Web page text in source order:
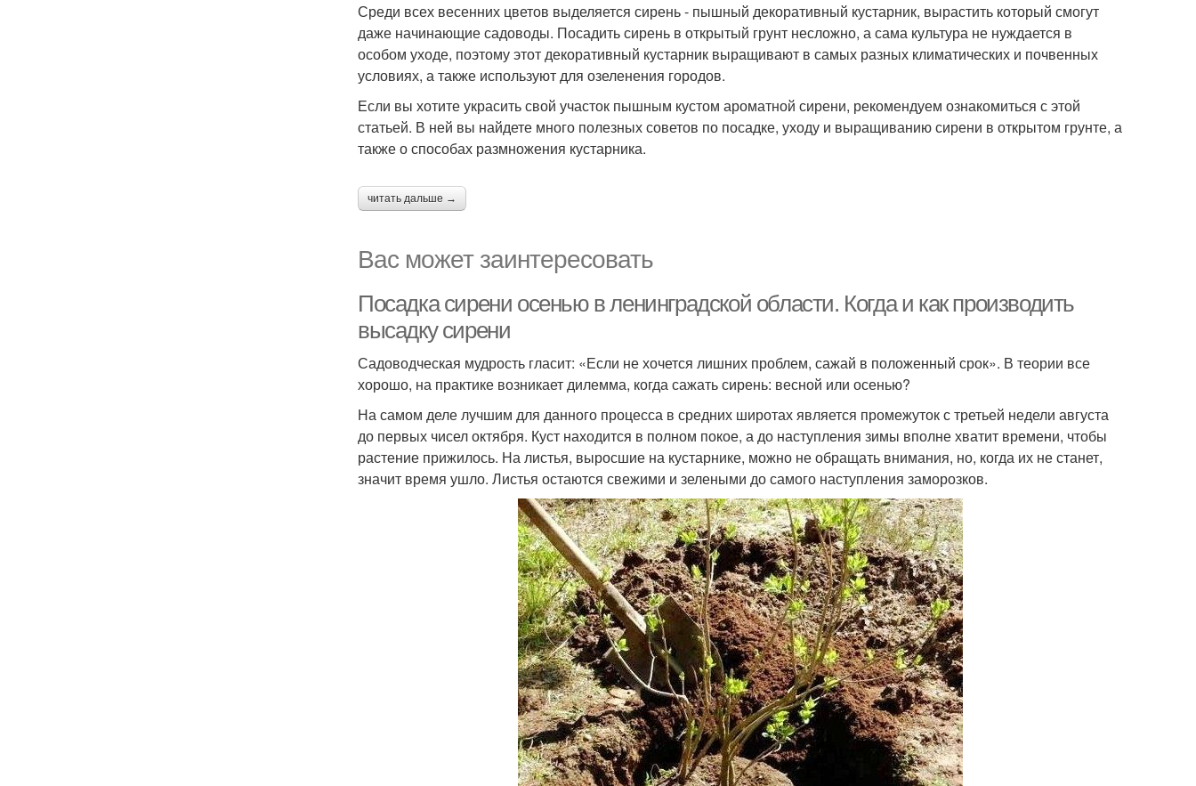
Среди всех весенних цветов выделяется сирень - пышный декоративный кустарник, вырастить который смогут
даже начинающие садоводы. Посадить сирень в открытый грунт несложно, а сама культура не нуждается в
особом уходе, поэтому этот декоративный кустарник выращивают в самых разных климатических и почвенных
условиях, а также используют для озеленения городов.
Если вы хотите украсить свой участок пышным кустом ароматной сирени, рекомендуем ознакомиться с этой
статьей. В ней вы найдете много полезных советов по посадке, уходу и выращиванию сирени в открытом грунте, а
также о способах размножения кустарника.
читать дальше →
Вас может заинтересовать
Посадка сирени осенью в ленинградской области. Когда и как производить
высадку сирени
Садоводческая мудрость гласит: «Если не хочется лишних проблем, сажай в положенный срок». В теории все
хорошо, на практике возникает дилемма, когда сажать сирень: весной или осенью?
На самом деле лучшим для данного процесса в средних широтах является промежуток с третьей недели августа
до первых чисел октября. Куст находится в полном покое, а до наступления зимы вполне хватит времени, чтобы
растение прижилось. На листья, выросшие на кустарнике, можно не обращать внимания, но, когда их не станет,
значит время ушло. Листья остаются свежими и зелеными до самого наступления заморозков.